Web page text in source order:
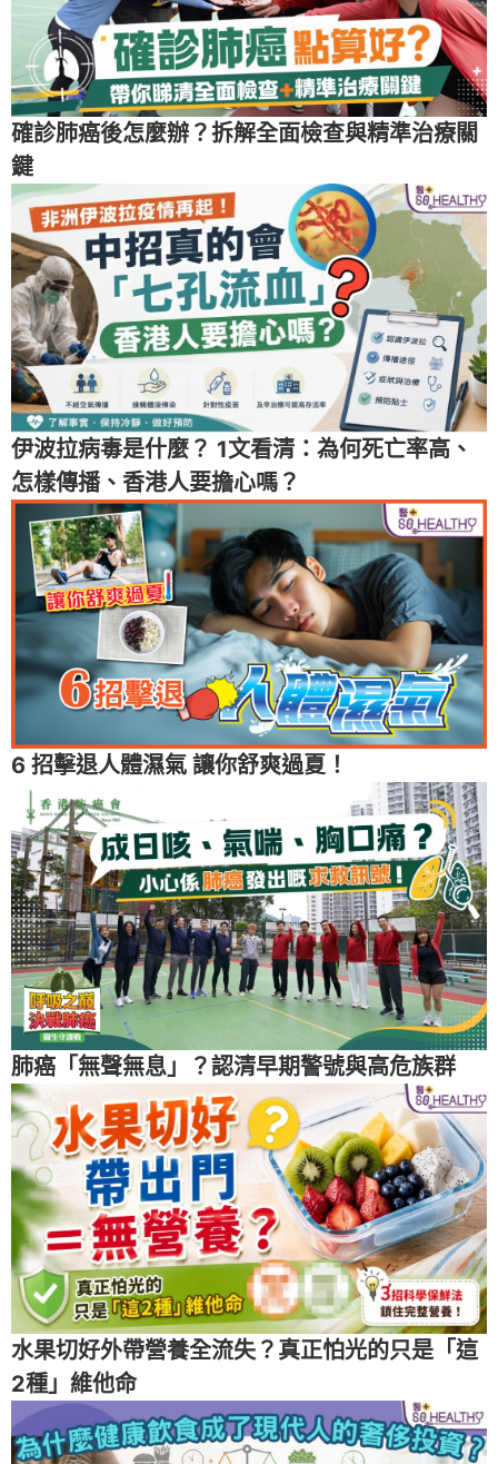
確診肺癌後怎麼辦？拆解全面檢查與精準治療關
鍵
伊波拉病毒是什麼？ 1文看清：為何死亡率高、
怎樣傳播、香港人要擔心嗎？
6 招擊退人體濕氣 讓你舒爽過夏！
肺癌「無聲無息」？認清早期警號與高危族群
水果切好外帶營養全流失？真正怕光的只是「這
2種」維他命